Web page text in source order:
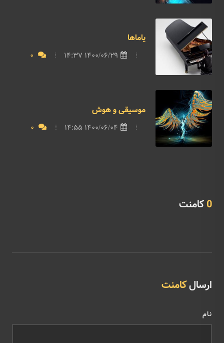
یاماها
1400/06/29 14:37
موسیقی و هوش
1400/06/04 14:55
0کامنت
ارسالکامنت
نام